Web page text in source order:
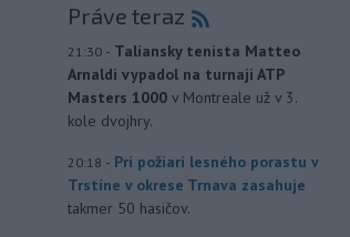
Práve teraz
21:30 - Taliansky tenista Matteo
Arnaldi vypadol na turnaji ATP
Masters 1000 v Montreale už v 3.
kole dvojhry.
20:18 - Pri požiari lesného porastu v
Trstíne v okrese Trnava zasahuje
takmer 50 hasičov.